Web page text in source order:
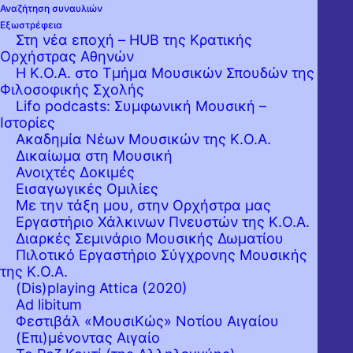
Αναζήτηση συναυλιών
Εξωστρέφεια
Στη νέα εποχή – HUB της Κρατικής
Ορχήστρας Αθηνών
Η Κ.Ο.Α. στο Τμήμα Μουσικών Σπουδών της
Φιλοσοφικής Σχολής
Lifo podcasts: Συμφωνική Μουσική –
Ιστορίες
Ακαδημία Νέων Μουσικών της Κ.Ο.Α.
Δικαίωμα στη Μουσική
Ανοιχτές Δοκιμές
Εισαγωγικές Ομιλίες
Με την τάξη μου, στην Ορχήστρα μας
Εργαστήριo Χάλκινων Πνευστών της Κ.Ο.Α.
Διαρκές Σεμινάριο Μουσικής Δωματίου
Πιλοτικό Εργαστήριο Σύγχρονης Μουσικής
της Κ.Ο.Α.
(Dis)playing Attica (2020)
Ad libitum
Φεστιβάλ «ΜουσιΚώς» Νοτίου Αιγαίου
(Επι)μένοντας Αιγαίο
Η Κρατική Ορχήστρα Αθηνών υπό τη
διεύθυνση του αρχιμουσικού της Βύρωνα